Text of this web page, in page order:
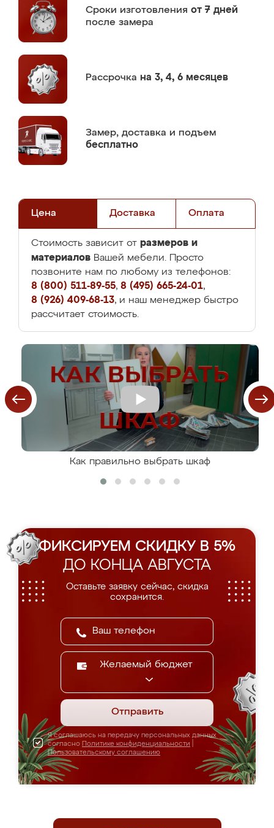
Сроки изготовления от 7 дней
после замера
Рассрочка на 3, 4, 6 месяцев
Замер, доставка и подъем
бесплатно
Цена Доставка Оплата
Стоимость зависит от размеров и
материалов Вашей мебели. Просто
позвоните нам по любому из телефонов:
8 (800) 511-89-55, 8 (495) 665-24-01,
8 (926) 409-68-13, и наш менеджер быстро
рассчитает стоимость.
Как правильно выбрать шкаф
ФИКСИРУЕМ СКИДКУ В 5%
ДО КОНЦА АВГУСТА
Оставьте заявку сейчас, скидка
сохранится.
Желаемый бюджет
Отправить
Я соглашаюсь на передачу персональных данных
согласно Политике конфиденциальности
Пользовательскому соглашению